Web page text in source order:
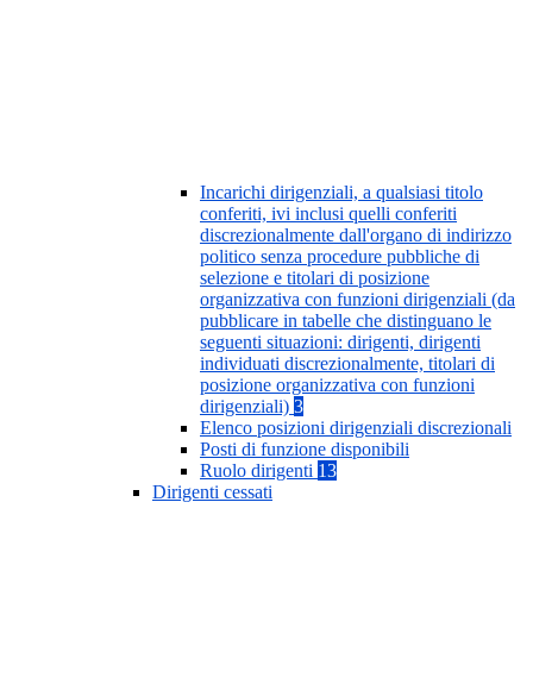
Incarichi dirigenziali, a qualsiasi titolo
conferiti, ivi inclusi quelli conferiti
discrezionalmente dall'organo di indirizzo
politico senza procedure pubbliche di
selezione e titolari di posizione
organizzativa con funzioni dirigenziali (da
pubblicare in tabelle che distinguano le
seguenti situazioni: dirigenti, dirigenti
individuati discrezionalmente, titolari di
posizione organizzativa con funzioni
dirigenziali) 3
Elenco posizioni dirigenziali discrezionali
Posti di funzione disponibili
Ruolo dirigenti 13
Dirigenti cessati